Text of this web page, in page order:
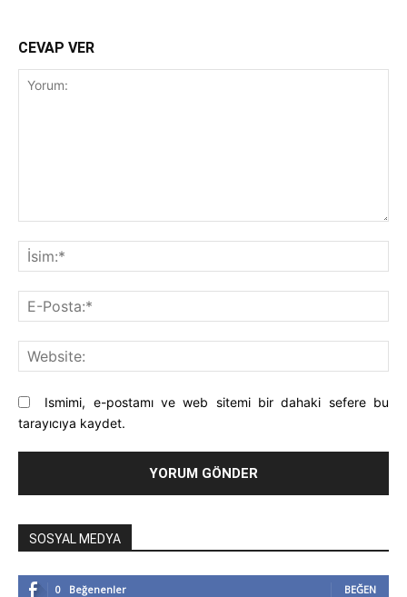
CEVAP VER
Ismimi, e-postamı ve web sitemi bir dahaki sefere bu
tarayıcıya kaydet.
SOSYAL MEDYA
0 Beğenenler BEĞEN